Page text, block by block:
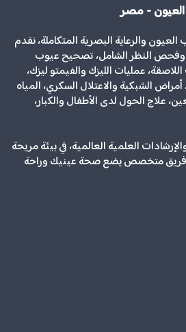
- مصر
والرعاية البصرية المتكاملة، نقدم
النظر الشامل، تصحيح عيوب
عمليات الليزك والفيمتو ليزك،
أمراض الشبكية والاعتلال السكري، المياه
علاج الحول لدى الأطفال والكبار،
العلمية العالمية، في بيئة مريحة
فريق متخصص يضع صحة عينيك وراحة